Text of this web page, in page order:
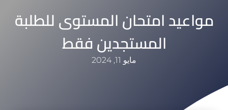
مواعيد امتحان المستوى للطلبة
المستجدين فقط
مايو 11, 2024